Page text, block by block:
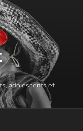
adolescents et